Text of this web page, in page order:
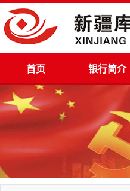
首页 银行简介